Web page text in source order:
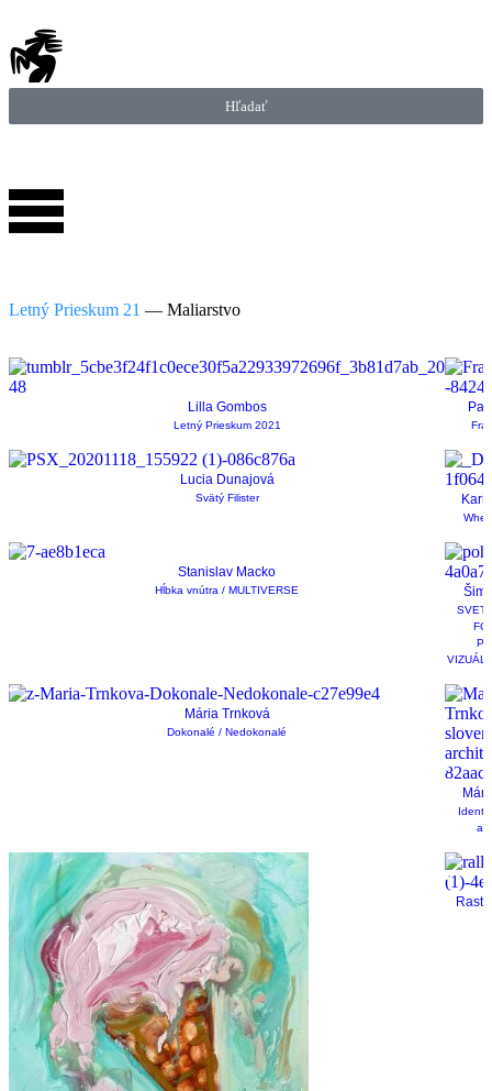
Hľadať
Letný Prieskum 21 — Maliarstvo
Lilla Gombos
Letný Prieskum 2021
Lucia Dunajová
Svätý Filister
Stanislav Macko
Hĺbka vnútra / MULTIVERSE
Mária Trnková
Dokonalé / Nedokonalé